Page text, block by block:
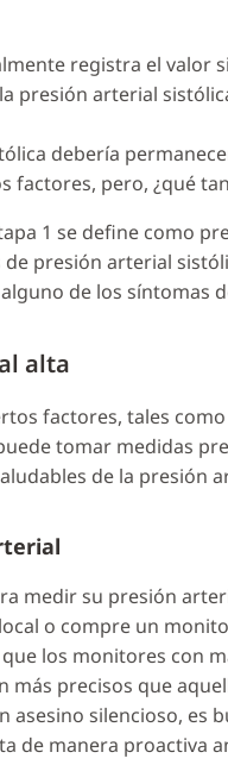
registra el valor
presión arterial
debería
factores, pero, ¿qué
1 se define como
presión arterial
de los síntomas
alta
factores, tales
tomar medidas
de la presión
medir su presión
o compre un
los monitores con
precisos que
asesino silencioso, es
de manera proactiva